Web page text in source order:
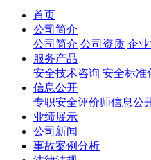
首页
公司简介
公司简介 公司资质 企
服务产品
安全技术咨询 安全标准
信息公开
专职安全评价师信息公
业绩展示
公司新闻
事故案例分析